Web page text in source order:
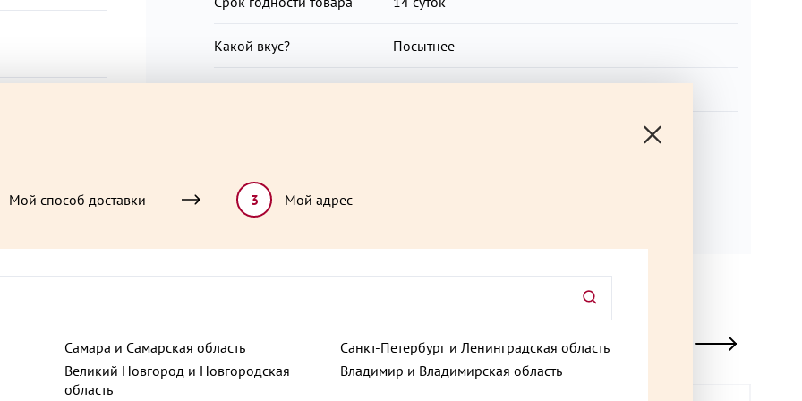
Какой вкус? Посытнее
Повод для радости? Пикник
Мой способ доставки 3 Мой адрес
Самара и Самарская область
Санкт-Петербург и Ленинградская область
Великий Новгород и Новгородская
область
Владимир и Владимирская область